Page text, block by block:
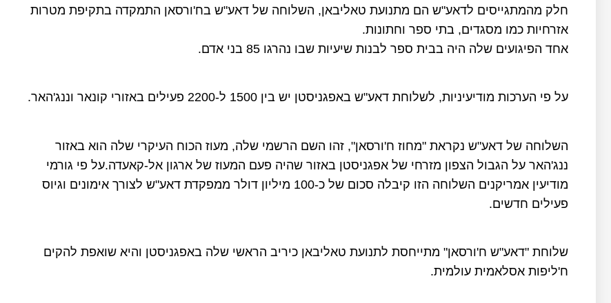
חלק מהמתגייסים לדאע"ש הם מתנועת טאליבאן, השלוחה של דאע"ש בח'ורסאן התמקדה בתקיפת מטרות
אזרחיות כמו מסגדים, בתי ספר וחתונות.
אחד הפיגועים שלה היה בבית ספר לבנות שיעיות שבו נהרגו 85 בני אדם.
על פי הערכות מודיעיניות, לשלוחת דאע"ש באפגניסטן יש בין 1500 ל-2200 פעילים באזורי קונאר וננג'האר.
השלוחה של דאע"ש נקראת "מחוז ח'ורסאן", זהו השם הרשמי שלה, מעוז הכוח העיקרי שלה הוא באזור
ננג'האר על הגבול הצפון מזרחי של אפגניסטן באזור שהיה פעם המעוז של ארגון אל-קאעדה.על פי גורמי
מודיעין אמריקנים השלוחה הזו קיבלה סכום של כ-100 מיליון דולר ממפקדת דאע"ש לצורך אימונים וגיוס
פעילים חדשים.
שלוחת "דאע"ש ח'ורסאן" מתייחסת לתנועת טאליבאן כיריב הראשי שלה באפגניסטן והיא שואפת להקים
ח'ליפות אסלאמית עולמית.